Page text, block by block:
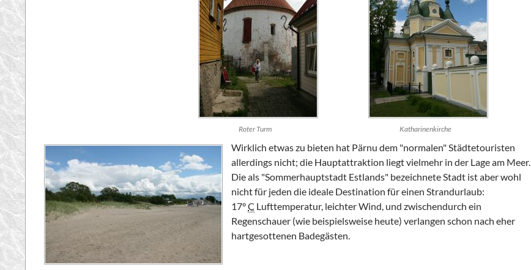
Roter Turm Katharinenkirche
Wirklich etwas zu bieten hat Pärnu dem "normalen" Städtetouristen
allerdings nicht; die Hauptattraktion liegt vielmehr in der Lage am Meer.
Die als "Sommerhauptstadt Estlands" bezeichnete Stadt ist aber wohl
nicht für jeden die ideale Destination für einen Strandurlaub:
17°C Lufttemperatur, leichter Wind, und zwischendurch ein
Regenschauer (wie beispielsweise heute) verlangen schon nach eher
hartgesottenen Badegästen.